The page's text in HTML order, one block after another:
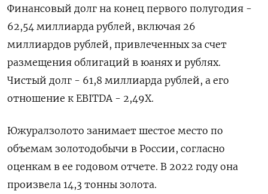
Финансовый долг на конец первого полугодия -
62,54 миллиарда рублей, включая 26
миллиардов рублей, привлеченных за счет
размещения облигаций в юанях и рублях.
Чистый долг - 61,8 миллиарда рублей, а его
отношение к EBITDA - 2,49Х.
Южуралзолото занимает шестое место по
объемам золотодобычи в России, согласно
оценкам в ее годовом отчете. В 2022 году она
произвела 14,3 тонны золота.